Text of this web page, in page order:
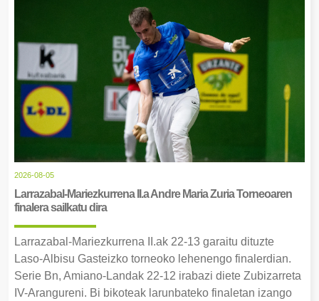
2026-08-05
Larrazabal-Mariezkurrena II.a Andre Maria Zuria Torneoaren
finalera sailkatu dira
Larrazabal-Mariezkurrena II.ak 22-13 garaitu dituzte
Laso-Albisu Gasteizko torneoko lehenengo finalerdian.
Serie Bn, Amiano-Landak 22-12 irabazi diete Zubizarreta
IV-Arangureni. Bi bikoteak larunbateko finaletan izango